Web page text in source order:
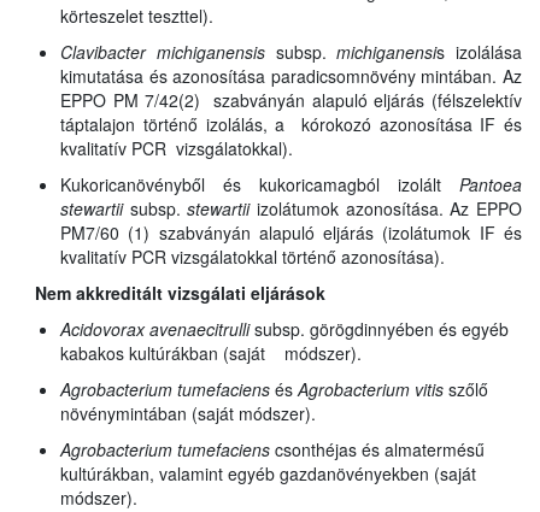
körteszelet teszttel).
Clavibacter michiganensissubsp.michiganensis izolálása
kimutatása és azonosítása paradicsomnövény mintában. Az
EPPO PM 7/42(2) szabványán alapuló eljárás (félszelektív
táptalajon történő izolálás, a kórokozó azonosítása IF és
kvalitatív PCR vizsgálatokkal).
Kukoricanövényből és kukoricamagból izolált Pantoea
stewartii subsp. stewartiiizolátumok azonosítása. Az EPPO
PM7/60 (1) szabványán alapuló eljárás (izolátumok IF és
kvalitatív PCR vizsgálatokkal történő azonosítása).
Nem akkreditált vizsgálati eljárások
Acidovorax avenaecitrullisubsp. görögdinnyében és egyéb
kabakos kultúrákban (saját módszer).
Agrobacterium tumefaciens ésAgrobacterium vitis szőlő
növénymintában (saját módszer).
Agrobacterium tumefaciens csonthéjas és almatermésű
kultúrákban, valamint egyéb gazdanövényekben (saját
módszer).